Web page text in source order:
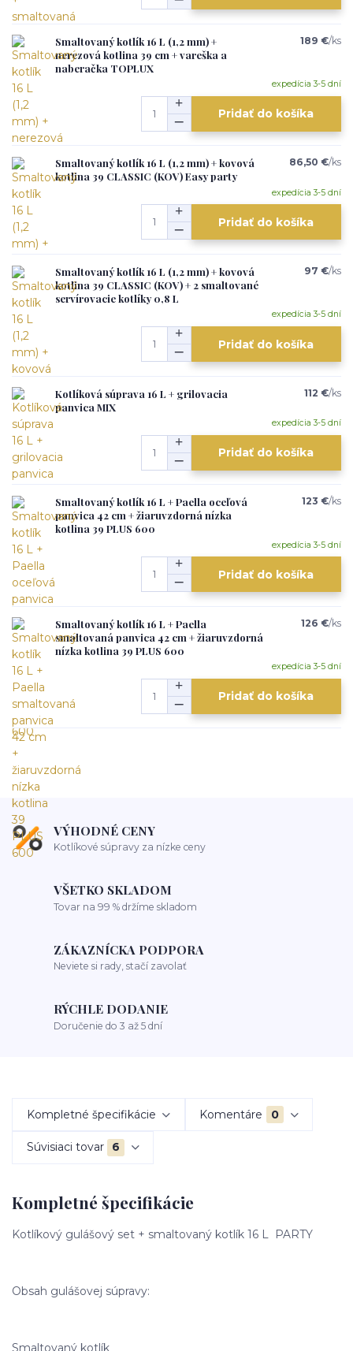
Smaltovaný kotlík 16 L (1,2 mm) +
nerezová kotlina 39 cm + vareška a
naberačka TOPLUX
189 €/ks
expedícia 3-5 dní
Pridať do košíka
Smaltovaný kotlík 16 L (1,2 mm) + kovová
kotlina 39 CLASSIC (KOV) Easy party
86,50 €/ks
expedícia 3-5 dní
Pridať do košíka
Smaltovaný kotlík 16 L (1,2 mm) + kovová
kotlina 39 CLASSIC (KOV) + 2 smaltované
servírovacie kotlíky 0,8 L
97 €/ks
expedícia 3-5 dní
Pridať do košíka
Kotlíková súprava 16 L + grilovacia
panvica MIX
112 €/ks
expedícia 3-5 dní
Pridať do košíka
Smaltovaný kotlík 16 L + Paella oceľová
panvica 42 cm + žiaruvzdorná nízka
kotlina 39 PLUS 600
123 €/ks
expedícia 3-5 dní
Pridať do košíka
Smaltovaný kotlík 16 L + Paella
smaltovaná panvica 42 cm + žiaruvzdorná
nízka kotlina 39 PLUS 600
126 €/ks
expedícia 3-5 dní
Pridať do košíka
VÝHODNÉ CENY
Kotlíkové súpravy za nízke ceny
VŠETKO SKLADOM
Tovar na 99 % držíme skladom
ZÁKAZNÍCKA PODPORA
Neviete si rady, stačí zavolať
RÝCHLE DODANIE
Doručenie do 3 až 5 dní
Kompletné špecifikácie Komentáre 0
Súvisiaci tovar 6
Kompletné špecifikácie
Kotlíkový gulášový set + smaltovaný kotlík 16 L PARTY
Obsah gulášovej súpravy:
Smaltovaný kotlík